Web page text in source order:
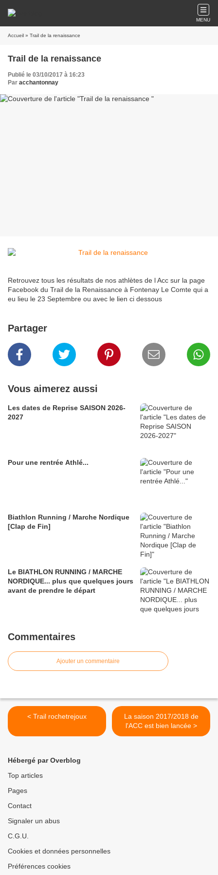
MENU
Accueil » Trail de la renaissance
Trail de la renaissance
Publié le 03/10/2017 à 16:23
Par acchantonnay
Retrouvez tous les résultats de nos athlètes de l Acc sur la page
Facebook du Trail de la Renaissance à Fontenay Le Comte qui a
eu lieu le 23 Septembre ou avec le lien ci dessous
Partager
Vous aimerez aussi
Les dates de Reprise SAISON 2026-
2027
Pour une rentrée Athlé...
Biathlon Running / Marche Nordique
[Clap de Fin]
Le BIATHLON RUNNING / MARCHE
NORDIQUE... plus que quelques jours
avant de prendre le départ
Commentaires
Ajouter un commentaire
< Trail rochetrejoux
La saison 2017/2018 de
l'ACC est bien lancée >
Hébergé par Overblog
Top articles
Pages
Contact
Signaler un abus
C.G.U.
Cookies et données personnelles
Préférences cookies